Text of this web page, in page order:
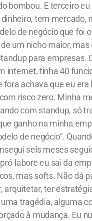
bombou. E terceiro
tem mercado,
de negócio que foi
um nicho maior, mas
para empresas.
internet, tinha 40
achava que eu era
risco zero. Minha
com standup, só
ganho na minha
de negócio”.
seis meses
labore eu sai da
mas softs. Não dá
arquitetar, ter
tragédia, alguma
à mudança. Eu